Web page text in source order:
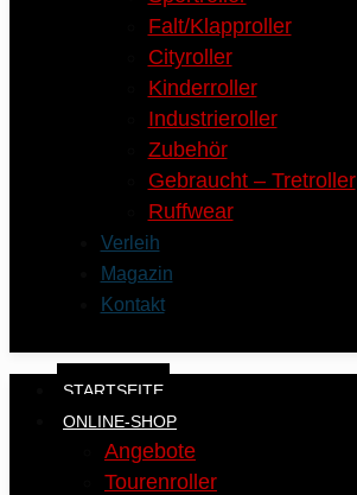
Falt/Klapproller
Cityroller
Kinderroller
Industrieroller
Zubehör
Gebraucht – Tretroller
Ruffwear
Verleih
Magazin
Kontakt
STARTSEITE
ONLINE-SHOP
Angebote
Tourenroller